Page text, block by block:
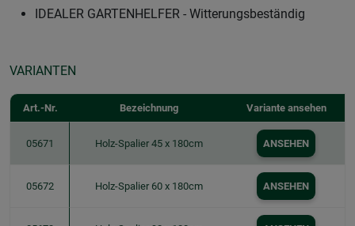
IDEALER GARTENHELFER - Witterungsbeständig
VARIANTEN
Art.-Nr. Bezeichnung Variante ansehen
05671 Holz-Spalier 45 x 180cm ANSEHEN
05672 Holz-Spalier 60 x 180cm ANSEHEN